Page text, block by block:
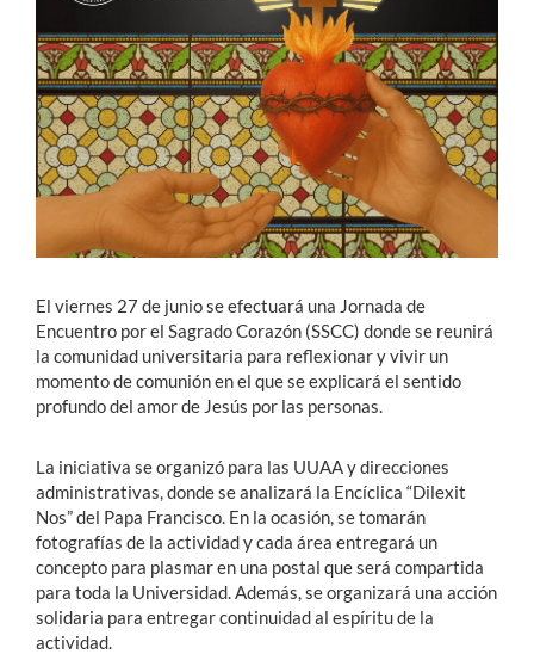
Funcionarios
Alumni
English
El viernes 27 de junio se efectuará una Jornada de
Encuentro por el Sagrado Corazón (SSCC) donde se reunirá
la comunidad universitaria para reflexionar y vivir un
momento de comunión en el que se explicará el sentido
profundo del amor de Jesús por las personas.
La iniciativa se organizó para las UUAA y direcciones
administrativas, donde se analizará la Encíclica “Dilexit
Nos” del Papa Francisco. En la ocasión, se tomarán
fotografías de la actividad y cada área entregará un
concepto para plasmar en una postal que será compartida
para toda la Universidad. Además, se organizará una acción
solidaria para entregar continuidad al espíritu de la
actividad.